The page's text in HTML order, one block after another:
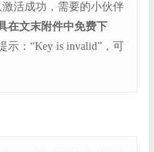
活成功，需要的小伙伴
在文末附件中免费下
示：“Key is invalid”，可